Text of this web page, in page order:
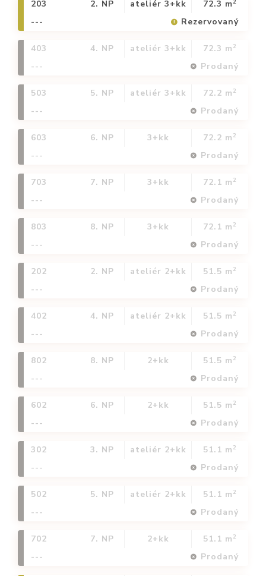
203 2. NP ateliér 3+kk 72.3 m
--- Rezervovaný
403 4. NP ateliér 3+kk 72.3 m 2
--- Prodaný
503 5. NP ateliér 3+kk 72.2 m 2
--- Prodaný
603 6. NP 3+kk 72.2 m 2
--- Prodaný
703 7. NP 3+kk 72.1 m 2
--- Prodaný
803 8. NP 3+kk 72.1 m 2
--- Prodaný
202 2. NP ateliér 2+kk 51.5 m 2
--- Prodaný
402 4. NP ateliér 2+kk 51.5 m 2
--- Prodaný
802 8. NP 2+kk 51.5 m 2
--- Prodaný
602 6. NP 2+kk 51.5 m 2
--- Prodaný
302 3. NP ateliér 2+kk 51.1 m 2
--- Prodaný
502 5. NP ateliér 2+kk 51.1 m 2
--- Prodaný
702 7. NP 2+kk 51.1 m 2
--- Prodaný